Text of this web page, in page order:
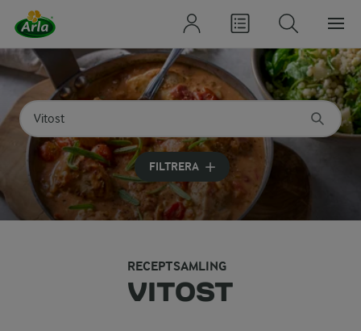
Sök på kategori eller ingrediens
Skriv in sökord för att få förslag
FILTRERA
RECEPTSAMLING
VITOST